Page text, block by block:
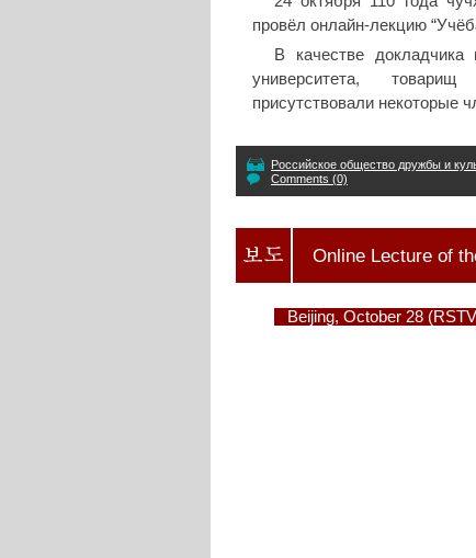
провёл онлайн-лекцию
В качестве
университета,
присутствовали некоторые
Российское общество дружбы и
Comments (0)
Online Lecture of
Beijing, October 28